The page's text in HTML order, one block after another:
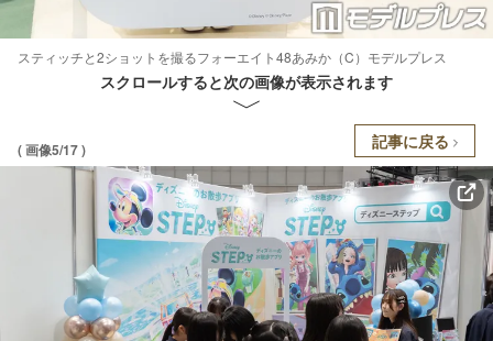
スティッチと2ショットを撮るフォーエイト48あみか（C）モデルプレス
スクロールすると次の画像が表示されます
( 画像5/17 ) 記事に戻る